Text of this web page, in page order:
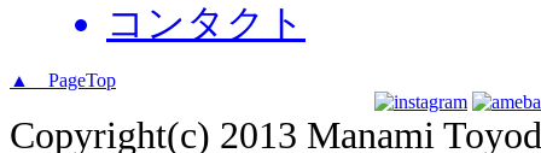
コンタクト
▲ PageTop
Copyright(c) 2013 Manami